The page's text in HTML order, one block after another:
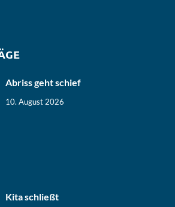
Abriss geht schief
10. August 2026
Kita schließt